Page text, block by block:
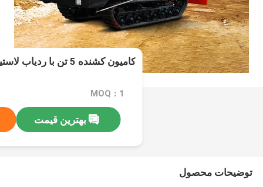
کامیون کشنده 5 تن با ردیاب لاستیکی با عملکرد بالا
MOQ：1
بهترین قیمت
توضیحات محصول